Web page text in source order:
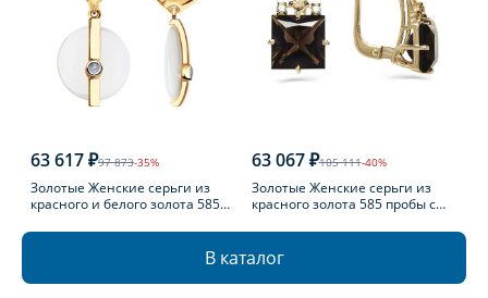
63 617 ₽97 873-35%
Золотые Женские серьги из
красного и белого золота 585
63 067 ₽105 111-40%
Золотые Женские серьги из
красного золота 585 пробы с
В каталог